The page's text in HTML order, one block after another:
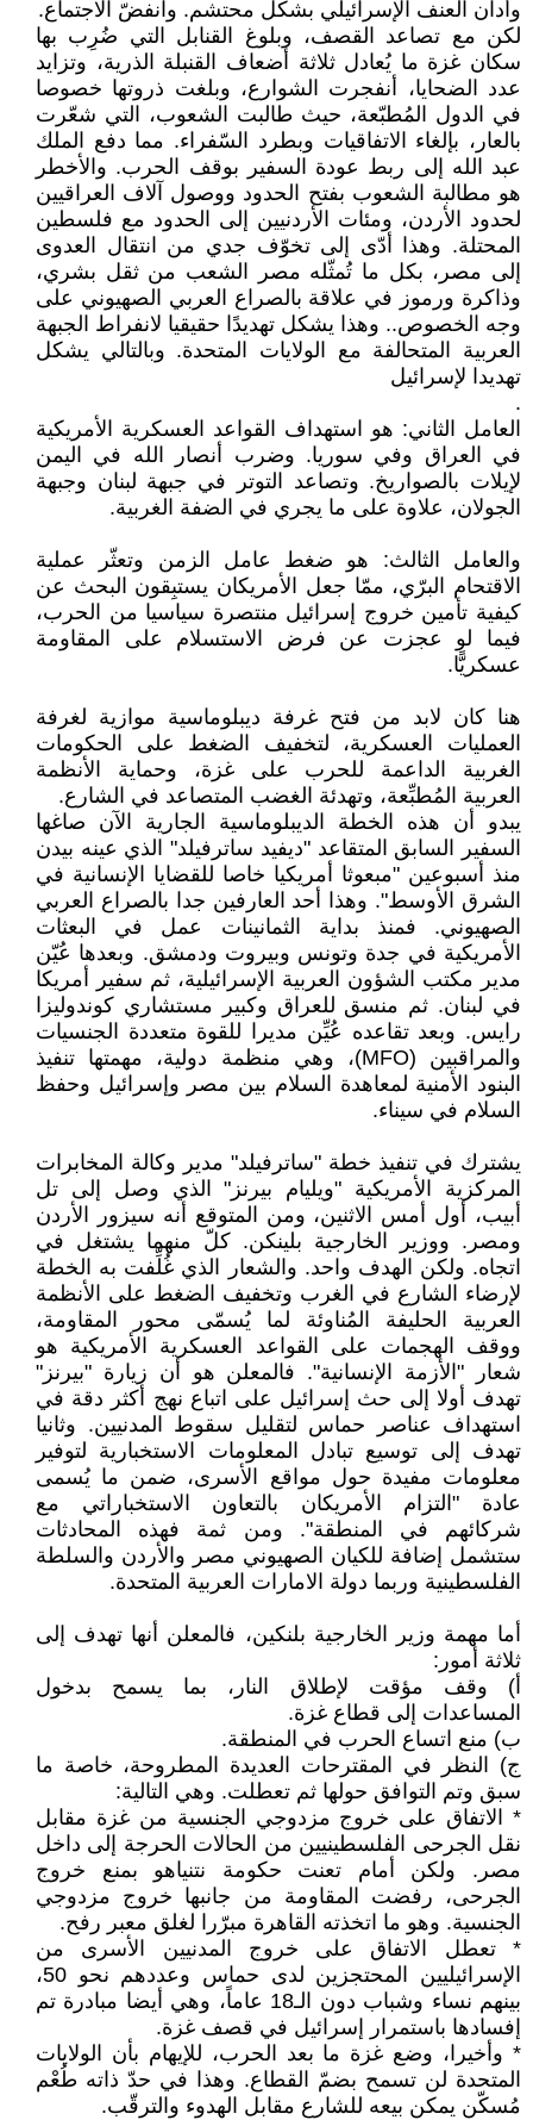
وأدان العنف الإسرائيلي بشكل محتشم. وانفضّ الاجتماع.
لكن مع تصاعد القصف، وبلوغ القنابل التي ضُرِب بها
سكان غزة ما يُعادل ثلاثة أضعاف القنبلة الذرية، وتزايد
عدد الضحايا، أنفجرت الشوارع، وبلغت ذروتها خصوصا
في الدول المُطبّعة، حيث طالبت الشعوب، التي شعّرت
بالعار، بإلغاء الاتفاقيات وبطرد السّفراء. مما دفع الملك
عبد الله إلى ربط عودة السفير بوقف الحرب. والأخطر
هو مطالبة الشعوب بفتح الحدود ووصول آلاف العراقيين
لحدود الأردن، ومئات الأردنيين إلى الحدود مع فلسطين
المحتلة. وهذا أدّى إلى تخوّف جدي من انتقال العدوى
إلى مصر، بكل ما تُمثّله مصر الشعب من ثقل بشري،
وذاكرة ورموز في علاقة بالصراع العربي الصهيوني على
وجه الخصوص.. وهذا يشكل تهديدًا حقيقيا لانفراط الجبهة
العربية المتحالفة مع الولايات المتحدة. وبالتالي يشكل
تهديدا لإسرائيل
.
العامل الثاني: هو استهداف القواعد العسكرية الأمريكية
في العراق وفي سوريا. وضرب أنصار الله في اليمن
لإيلات بالصواريخ. وتصاعد التوتر في جبهة لبنان وجبهة
الجولان، علاوة على ما يجري في الضفة الغربية.
والعامل الثالث: هو ضغط عامل الزمن وتعثّر عملية
الاقتحام البرّي، ممّا جعل الأمريكان يستبِقون البحث عن
كيفية تأمين خروج إسرائيل منتصرة سياسيا من الحرب،
فيما لو عجزت عن فرض الاستسلام على المقاومة
عسكريًّا.
هنا كان لابد من فتح غرفة ديبلوماسية موازية لغرفة
العمليات العسكرية، لتخفيف الضغط على الحكومات
الغربية الداعمة للحرب على غزة، وحماية الأنظمة
العربية المُطبِّعة، وتهدئة الغضب المتصاعد في الشارع.
يبدو أن هذه الخطة الديبلوماسية الجارية الآن صاغها
السفير السابق المتقاعد "ديفيد ساترفيلد" الذي عينه بيدن
منذ أسبوعين "مبعوثا أمريكيا خاصا للقضايا الإنسانية في
الشرق الأوسط". وهذا أحد العارفين جدا بالصراع العربي
الصهيوني. فمنذ بداية الثمانينات عمل في البعثات
الأمريكية في جدة وتونس وبيروت ودمشق. وبعدها عُيّن
مدير مكتب الشؤون العربية الإسرائيلية، ثم سفير أمريكا
في لبنان. ثم منسق للعراق وكبير مستشاري كوندوليزا
رايس. وبعد تقاعده عُيِّن مديرا للقوة متعددة الجنسيات
والمراقبين (MFO)، وهي منظمة دولية، مهمتها تنفيذ
البنود الأمنية لمعاهدة السلام بين مصر وإسرائيل وحفظ
السلام في سيناء.
يشترك في تنفيذ خطة "ساترفيلد" مدير وكالة المخابرات
المركزية الأمريكية "ويليام بيرنز" الذي وصل إلى تل
أبيب، أول أمس الاثنين، ومن المتوقع أنه سيزور الأردن
ومصر. ووزير الخارجية بلينكن. كلّ منهما يشتغل في
اتجاه. ولكن الهدف واحد. والشعار الذي غُلِّفت به الخطة
لإرضاء الشارع في الغرب وتخفيف الضغط على الأنظمة
العربية الحليفة المُناوئة لما يُسمّى محور المقاومة،
ووقف الهجمات على القواعد العسكرية الأمريكية هو
شعار "الأزمة الإنسانية". فالمعلن هو أن زيارة "بيرنز"
تهدف أولا إلى حث إسرائيل على اتباع نهج أكثر دقة في
استهداف عناصر حماس لتقليل سقوط المدنيين. وثانيا
تهدف إلى توسيع تبادل المعلومات الاستخبارية لتوفير
معلومات مفيدة حول مواقع الأسرى، ضمن ما يُسمى
عادة "التزام الأمريكان بالتعاون الاستخباراتي مع
شركائهم في المنطقة". ومن ثمة فهذه المحادثات
ستشمل إضافة للكيان الصهيوني مصر والأردن والسلطة
الفلسطينية وربما دولة الامارات العربية المتحدة.
أما مهمة وزير الخارجية بلنكين، فالمعلن أنها تهدف إلى
ثلاثة أمور:
أ) وقف مؤقت لإطلاق النار، بما يسمح بدخول
المساعدات إلى قطاع غزة.
ب) منع اتساع الحرب في المنطقة.
ج) النظر في المقترحات العديدة المطروحة، خاصة ما
سبق وتم التوافق حولها ثم تعطلت. وهي التالية:
* الاتفاق على خروج مزدوجي الجنسية من غزة مقابل
نقل الجرحى الفلسطينيين من الحالات الحرجة إلى داخل
مصر. ولكن أمام تعنت حكومة نتنياهو بمنع خروج
الجرحى، رفضت المقاومة من جانبها خروج مزدوجي
الجنسية. وهو ما اتخذته القاهرة مبرّرا لغلق معبر رفح.
* تعطل الاتفاق على خروج المدنيين الأسرى من
الإسرائيليين المحتجزين لدى حماس وعددهم نحو 50،
بينهم نساء وشباب دون الـ18 عاماً، وهي أيضا مبادرة تم
إفسادها باستمرار إسرائيل في قصف غزة.
* وأخيرا، وضع غزة ما بعد الحرب، للإيهام بأن الولايات
المتحدة لن تسمح بضمّ القطاع. وهذا في حدّ ذاته طُعْم
مُسكّن يمكن بيعه للشارع مقابل الهدوء والترقّب.